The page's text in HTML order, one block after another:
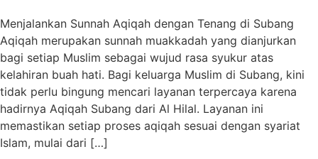
Menjalankan Sunnah Aqiqah dengan Tenang di Subang
Aqiqah merupakan sunnah muakkadah yang dianjurkan
bagi setiap Muslim sebagai wujud rasa syukur atas
kelahiran buah hati. Bagi keluarga Muslim di Subang, kini
tidak perlu bingung mencari layanan terpercaya karena
hadirnya Aqiqah Subang dari Al Hilal. Layanan ini
memastikan setiap proses aqiqah sesuai dengan syariat
Islam, mulai dari […]